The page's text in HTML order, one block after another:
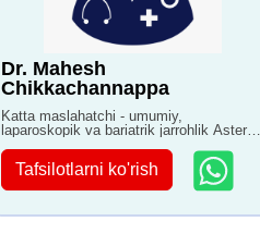
Dr. Mahesh
Chikkachannappa
Katta maslahatchi - umumiy,
laparoskopik va bariatrik jarrohlik Aster
tajribaga ega
Tafsilotlarni ko'rish